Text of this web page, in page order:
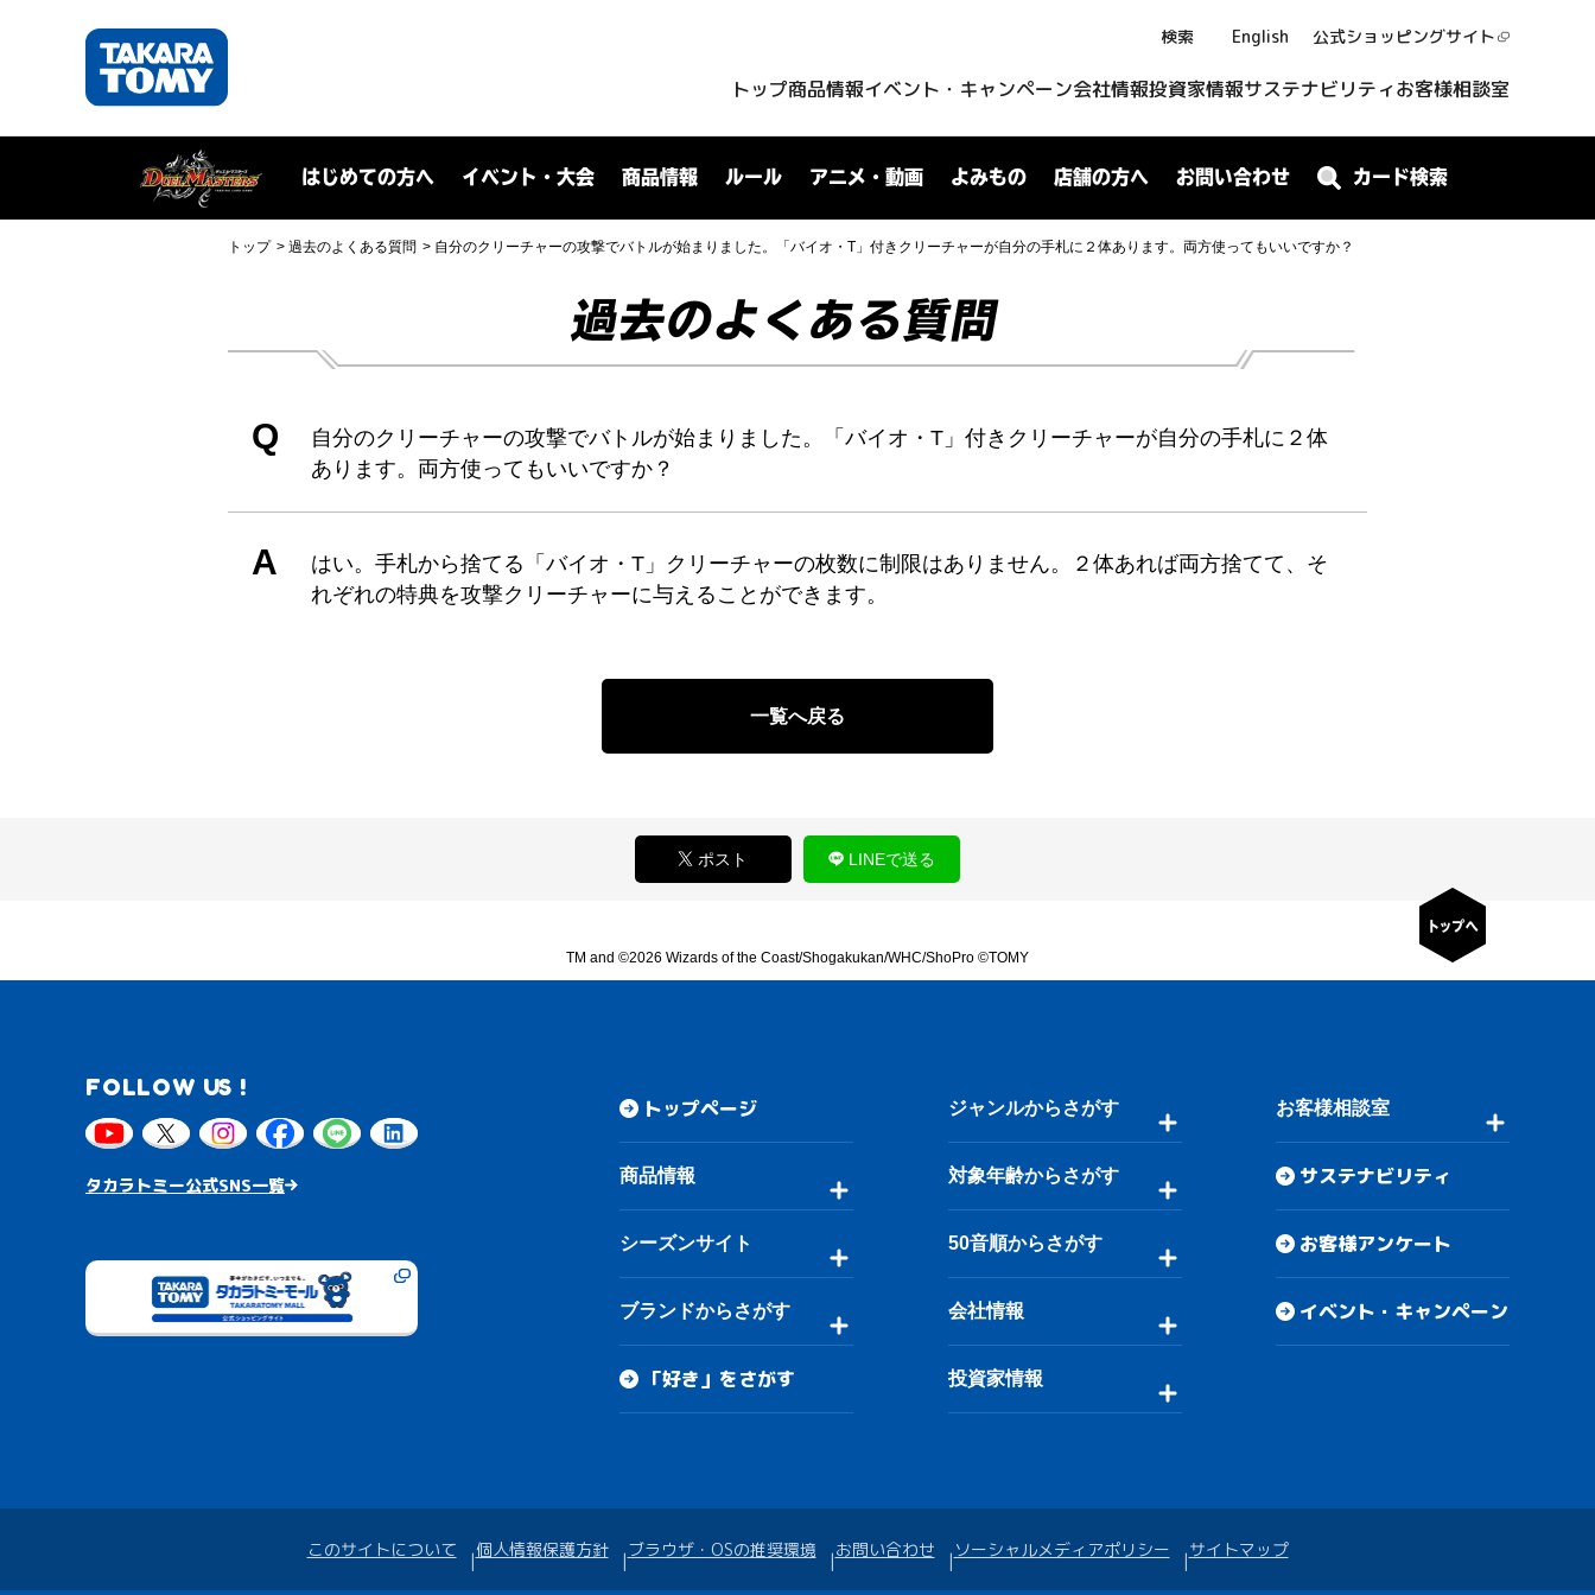
検索 English 公式ショッピングサイト
トップ商品情報イベント・キャンペーン会社情報投資家情報サステナビリティお客様相談室
はじめての方へ イベント・大会 商品情報 ルール アニメ・動画 よみもの 店舗の方へ お問い合わせ カード検索
トップ 過去のよくある質問 自分のクリーチャーの攻撃でバトルが始まりました。「バイオ・T」付きクリーチャーが自分の手札に２体あります。両方使ってもいいですか？
過去のよくある質問
Q
自分のクリーチャーの攻撃でバトルが始まりました。「バイオ・T」付きクリーチャーが自分の手札に２体
あります。両方使ってもいいですか？
A
はい。手札から捨てる「バイオ・T」クリーチャーの枚数に制限はありません。２体あれば両方捨てて、そ
れぞれの特典を攻撃クリーチャーに与えることができます。
一覧へ戻る
ポスト LINEで送る
TM and ©2026 Wizards of the Coast/Shogakukan/WHC/ShoPro ©TOMY
FOLLOW US !
タカラトミー公式SNS一覧
トップページ
商品情報
シーズンサイト
ブランドからさがす
「好き」をさがす
ジャンルからさがす
対象年齢からさがす
50音順からさがす
会社情報
投資家情報
お客様相談室
サステナビリティ
お客様アンケート
イベント・キャンペーン
このサイトについて 個人情報保護方針 ブラウザ・OSの推奨環境 お問い合わせ ソーシャルメディアポリシー サイトマップ